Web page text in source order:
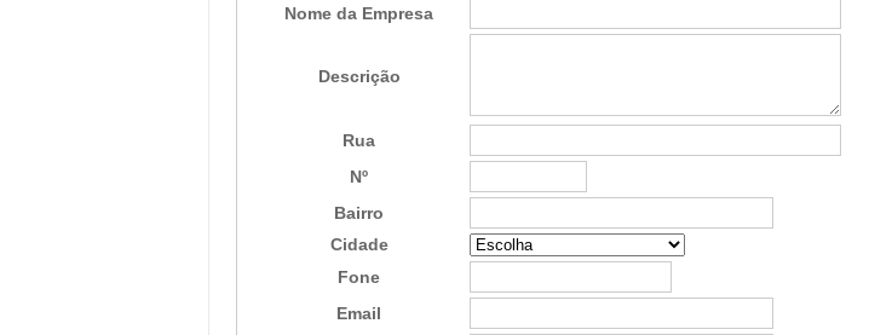
Nome da Empresa
Descrição
Rua
Nº
Bairro
Cidade
Fone
Email